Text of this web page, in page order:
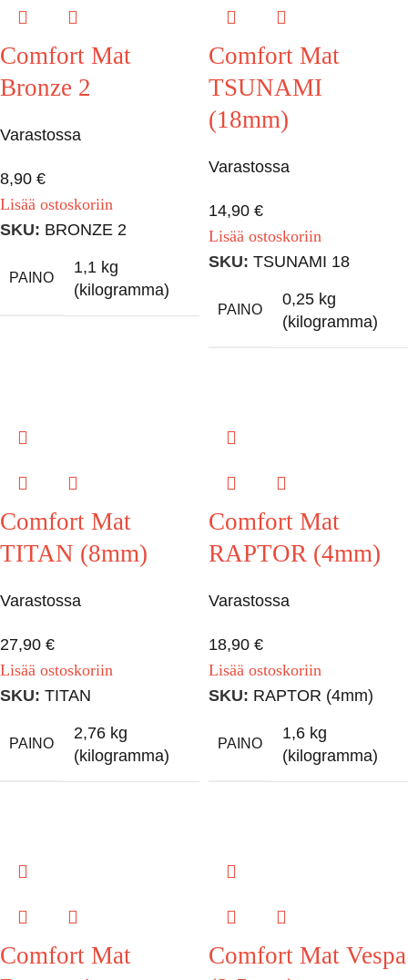
Comfort Mat
Bronze 2
Varastossa
8,90 €
Lisää ostoskoriin
SKU: BRONZE 2
PAINO
1,1 kg
(kilogramma)
Comfort Mat
TSUNAMI
(18mm)
Varastossa
14,90 €
Lisää ostoskoriin
SKU: TSUNAMI 18
PAINO
0,25 kg
(kilogramma)
Comfort Mat
TITAN (8mm)
Varastossa
27,90 €
Lisää ostoskoriin
SKU: TITAN
PAINO
2,76 kg
(kilogramma)
Comfort Mat
RAPTOR (4mm)
Varastossa
18,90 €
Lisää ostoskoriin
SKU: RAPTOR (4mm)
PAINO
1,6 kg
(kilogramma)
Comfort Mat
Comfort Mat Vespa